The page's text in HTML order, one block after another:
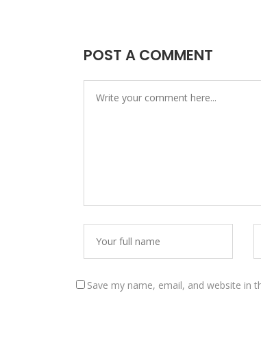
POST A COMMENT
Save my name, email, and website in